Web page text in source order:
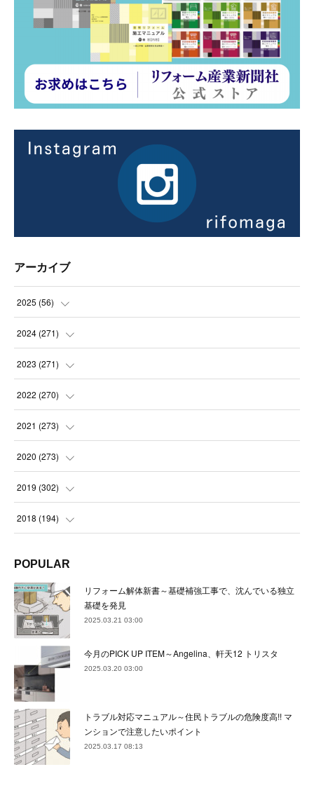
アーカイブ
2025 (56)
(14
(21
(21
2024 (271)
(21
(22
(23
(22
(24)
22)
(22)
(22)
(25
2023 (271)
(22
(23
(23
(21
(23 )
(24
(21
(24)
(21
( 23)
2022 (270)
(23
(23
(22
(23
(22 )
(23
(23
(22)
(24
( 21)
(20)
2021 (273)
(24
(23
(22
(23)
(23
(22)
(23
( 24)
(21)
2020 (273)
(24
(22
(22)
(24
(24)
(23
( 21)
(22)
2019 (302)
(23
(22)
(21)
(27)
(22
33)
(28)
2018 (194)
(17)
(32)
(36)
(30
34)
(8 )
POPULAR
リフォーム解体新書～基礎補強工事で、沈んでいる独立
基礎を発見
2025.03.21 03:00
今月のPICK UP ITEM～Angelina、軒天12 トリスタ
2025.03.20 03:00
トラブル対応マニュアル～住民トラブルの危険度高!! マ
ンションで注意したいポイント
2025.03.17 08:13